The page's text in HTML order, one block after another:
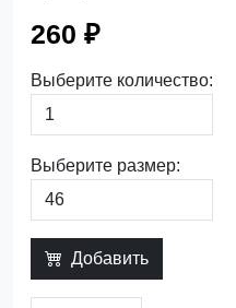
260 ₽
Выберите количество:
Выберите размер:
Добавить